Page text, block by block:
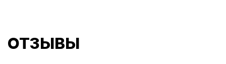
ОТЗЫВЫ